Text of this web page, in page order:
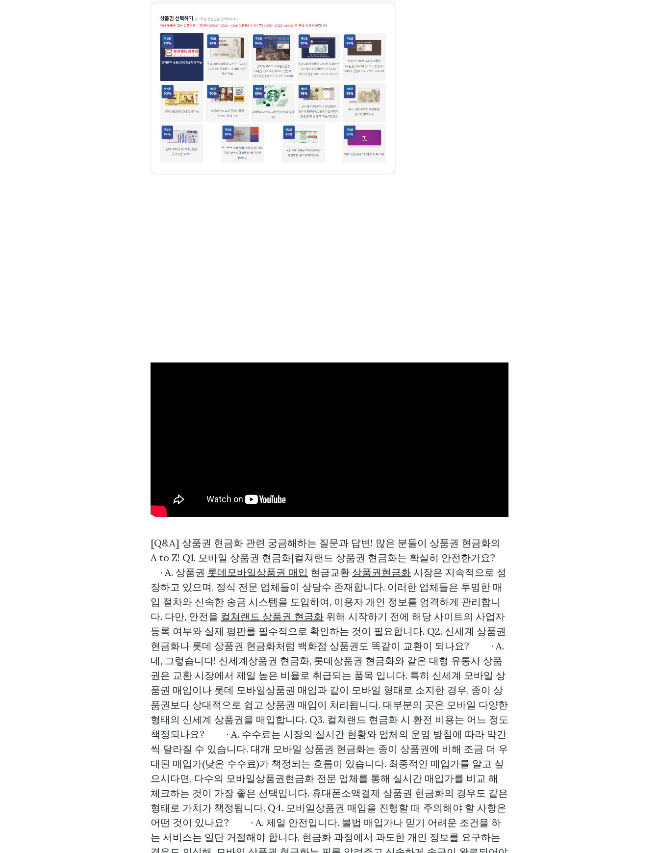
[Q&A] 상품권 현금화 관련 궁금해하는 질문과 답변! 많은 분들이 상품권 현금화의
A to Z! Q1. 모바일 상품권 현금화|컬쳐랜드 상품권 현금화는 확실히 안전한가요?
· A. 상품권 롯데모바일상품권 매입 현금교환 상품권현금화 시장은 지속적으로 성
장하고 있으며, 정식 전문 업체들이 상당수 존재합니다. 이러한 업체들은 투명한 매
입 절차와 신속한 송금 시스템을 도입하여, 이용자 개인 정보를 엄격하게 관리합니
다. 다만, 안전을 컬쳐랜드 상품권 현금화 위해 시작하기 전에 해당 사이트의 사업자
등록 여부와 실제 평판를 필수적으로 확인하는 것이 필요합니다. Q2. 신세계 상품권
현금화나 롯데 상품권 현금화처럼 백화점 상품권도 똑같이 교환이 되나요? · A.
네, 그렇습니다! 신세계상품권 현금화, 롯데상품권 현금화와 같은 대형 유통사 상품
권은 교환 시장에서 제일 높은 비율로 취급되는 품목 입니다. 특히 신세계 모바일 상
품권 매입이나 롯데 모바일상품권 매입과 같이 모바일 형태로 소지한 경우, 종이 상
품권보다 상대적으로 쉽고 상품권 매입이 처리됩니다. 대부분의 곳은 모바일 다양한
형태의 신세계 상품권을 매입합니다. Q3. 컬쳐랜드 현금화 시 환전 비용는 어느 정도
책정되나요? · A. 수수료는 시장의 실시간 현황와 업체의 운영 방침에 따라 약간
씩 달라질 수 있습니다. 대개 모바일 상품권 현금화는 종이 상품권에 비해 조금 더 우
대된 매입가(낮은 수수료)가 책정되는 흐름이 있습니다. 최종적인 매입가를 알고 싶
으시다면, 다수의 모바일상품권현금화 전문 업체를 통해 실시간 매입가를 비교 해
체크하는 것이 가장 좋은 선택입니다. 휴대폰소액결제 상품권 현금화의 경우도 같은
형태로 가치가 책정됩니다. Q4. 모바일상품권 매입을 진행할 때 주의해야 할 사항은
어떤 것이 있나요? · A. 제일 안전입니다. 불법 매입가나 믿기 어려운 조건을 하
는 서비스는 일단 거절해야 합니다. 현금화 과정에서 과도한 개인 정보를 요구하는